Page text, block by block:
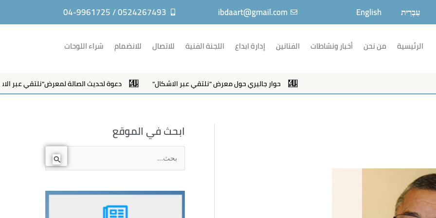
עִבְרִית English
ibdaart@gmail.com
0524267493 / 04-9961725
الرئيسية من نحن أخبار ونشاطات الفنانين إدارة ابداع اللجنة الفنية للاتصال للانضمام شراء اللوحات
حوار جاليري حول معرض "نلتقي عبر الاشكال" دعوة لحديث الصالة لمعرض"نلتقي عبر الاشكال"
ابحث في الموقع
ب